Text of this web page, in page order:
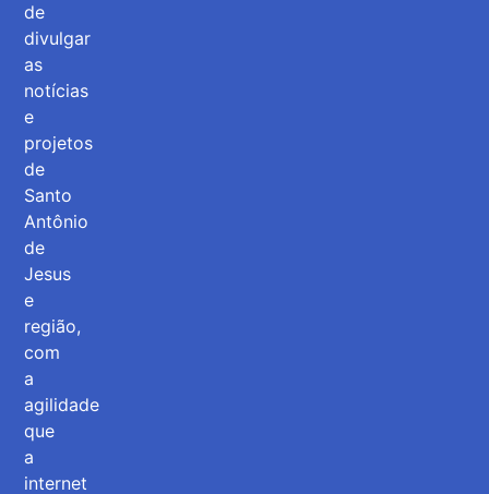
de
divulgar
as
notícias
e
projetos
de
Santo
Antônio
de
Jesus
e
região,
com
a
agilidade
que
a
internet